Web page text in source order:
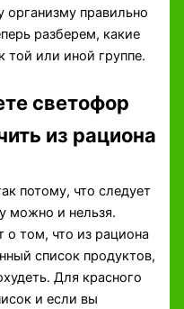
организму правильно
разберем, какие
той или иной группе.
светофор
из рациона
потому, что следует
можно и нельзя.
о том, что из рациона
список продуктов,
Для красного
и если вы